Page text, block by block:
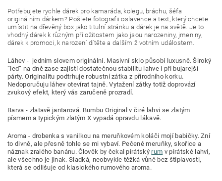
Potřebujete rychle dárek pro kamaráda, kolegu, bráchu, šéfa
originálním dárkem? Pošlete fotografii oslavence a text, který chcete
umístit na dřevěný box jako titulní stránku a dárek je na světě. Je to
vhodný dárek k různým příložitostem jako jsou narozeniny, jmeniny,
dárek k promoci, k narození dítěte a dalším životním událostem.
Láhev - jedním slovem originální. Masivní sklo působí luxusně. Široký
”led” na dně zase zajistí dostatečnou stabilitu lahve i při bujarejší
párty. Originalitu podtrhuje robustní zátka z přírodního korku.
Nedoporučuju láhev otevírat tajně. Vytažení zátky totiž doprovází
zvukový efekt, který vás zaručeně prozradí.
Barva - zlatavě jantarová. Bumbu Original v čiré lahvi se zlatým
písmem a typickým zlatým X vypadá opravdu lákavě.
Aroma - drobenka s vanilkou na meruňkovém koláči mojí babičky. Zní
to divně, ale přesně tohle se mi vybaví. Pečené meruňky, skořice a
náznak zralého banánu. Člověk by čekal pirátský rum v pirátské lahvi,
ale všechno je jinak. Sladká, neobvykle těžká vůně bez štiplavosti,
která se odlišuje od klasického rumového aroma.